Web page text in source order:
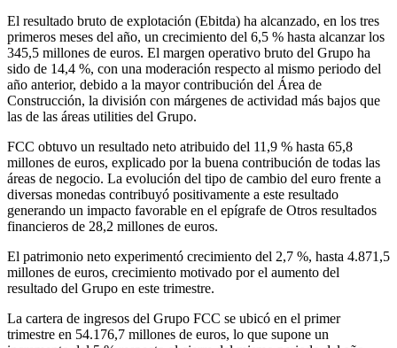
El resultado bruto de explotación (Ebitda) ha alcanzado, en los tres
primeros meses del año, un crecimiento del 6,5 % hasta alcanzar los
345,5 millones de euros. El margen operativo bruto del Grupo ha
sido de 14,4 %, con una moderación respecto al mismo periodo del
año anterior, debido a la mayor contribución del Área de
Construcción, la división con márgenes de actividad más bajos que
las de las áreas utilities del Grupo.
FCC obtuvo un resultado neto atribuido del 11,9 % hasta 65,8
millones de euros, explicado por la buena contribución de todas las
áreas de negocio. La evolución del tipo de cambio del euro frente a
diversas monedas contribuyó positivamente a este resultado
generando un impacto favorable en el epígrafe de Otros resultados
financieros de 28,2 millones de euros.
El patrimonio neto experimentó crecimiento del 2,7 %, hasta 4.871,5
millones de euros, crecimiento motivado por el aumento del
resultado del Grupo en este trimestre.
La cartera de ingresos del Grupo FCC se ubicó en el primer
trimestre en 54.176,7 millones de euros, lo que supone un